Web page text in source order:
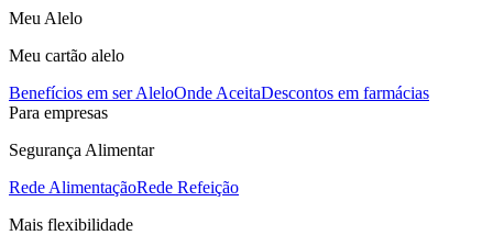
Meu Alelo
Meu cartão alelo
Benefícios em ser AleloOnde AceitaDescontos em farmácias
Para empresas
Segurança Alimentar
Rede AlimentaçãoRede Refeição
Mais flexibilidade